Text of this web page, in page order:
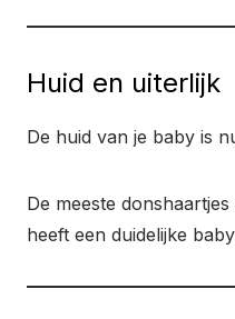
Huid en uiterlijk
De huid van je baby is
De meeste
heeft een duidelijke